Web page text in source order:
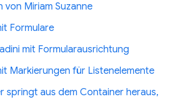
von Miriam Suzanne
Formulare
mit Formularausrichtung
Markierungen für Listenelemente
springt aus dem Container heraus,